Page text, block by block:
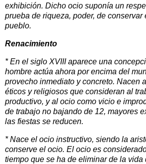
exhibición. Dicho ocio suponía un
prueba de riqueza, poder, de conservar
pueblo.
Renacimiento
* En el siglo XVIII aparece una
hombre actúa ahora por encima del
provecho inmediato y concreto. Nacen
éticos y religiosos que consideran al
productivo, y al ocio como vicio e
de trabajo no bajando de 12, mayores
las fiestas se reducen.
* Nace el ocio instructivo, siendo la
conserve el ocio. El ocio es
tiempo que se ha de eliminar de la vida